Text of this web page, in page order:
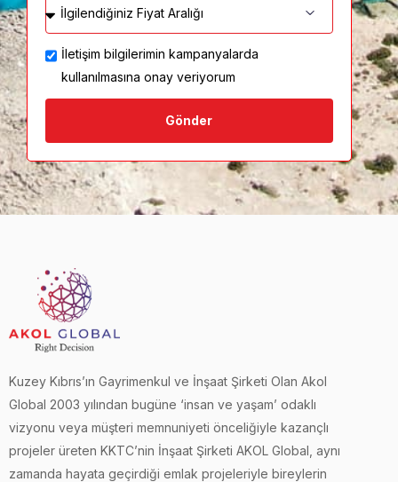
İletişim bilgilerimin kampanyalarda
kullanılmasına onay veriyorum
Gönder
Kuzey Kıbrıs’ın Gayrimenkul ve İnşaat Şirketi Olan Akol
Global 2003 yılından bugüne ‘insan ve yaşam’ odaklı
vizyonu veya müşteri memnuniyeti önceliğiyle kazançlı
projeler üreten KKTC’nin İnşaat Şirketi AKOL Global, aynı
zamanda hayata geçirdiği emlak projeleriyle bireylerin